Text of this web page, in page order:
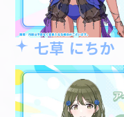
七草 にちか